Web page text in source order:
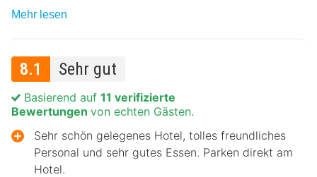
Mehr lesen
8.1 Sehr gut
Basierend auf 11 verifizierte
Bewertungen von echten Gästen.
Sehr schön gelegenes Hotel, tolles freundliches
Personal und sehr gutes Essen. Parken direkt am
Hotel.